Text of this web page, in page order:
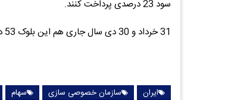
سود 23 درصدی پرداخت کنند.
31 خرداد و 30 دی سال جاری هم این بلوک 53 درصدی با ارزش بیش از 17 و 21.8 هزار میلیارد تومانی روانه میز فروش شده بود.
ایران سازمان خصوصی سازی سهام